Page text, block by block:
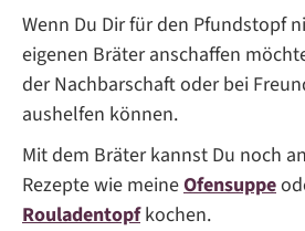
Wenn Du Dir für den Pfundstopf
eigenen Bräter anschaffen
der Nachbarschaft oder bei
aushelfen können.
Mit dem Bräter kannst Du noch
Rezepte wie meineOfensuppe
Rouladentopfkochen.